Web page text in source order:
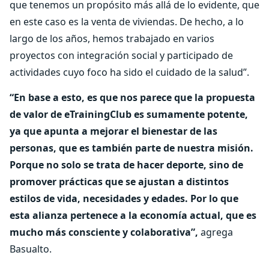
que tenemos un propósito más allá de lo evidente, que
en este caso es la venta de viviendas. De hecho, a lo
largo de los años, hemos trabajado en varios
proyectos con integración social y participado de
actividades cuyo foco ha sido el cuidado de la salud”.
“En base a esto, es que nos parece que la propuesta
de valor de eTrainingClub es sumamente potente,
ya que apunta a mejorar el bienestar de las
personas, que es también parte de nuestra misión.
Porque no solo se trata de hacer deporte, sino de
promover prácticas que se ajustan a distintos
estilos de vida, necesidades y edades. Por lo que
esta alianza pertenece a la economía actual, que es
mucho más consciente y colaborativa”, agrega
Basualto.